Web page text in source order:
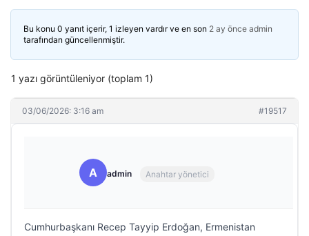
Bu konu 0 yanıt içerir, 1 izleyen vardır ve en son 2 ay önce admin
tarafından güncellenmiştir.
1 yazı görüntüleniyor (toplam 1)
03/06/2026: 3:16 am #19517
A admin Anahtar yönetici
Cumhurbaşkanı Recep Tayyip Erdoğan, Ermenistan